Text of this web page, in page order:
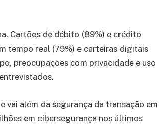
Cartões de débito (89%) e crédito
tempo real (79%) e carteiras digitais
preocupações com privacidade e uso
além da segurança da transação em
em cibersegurança nos últimos